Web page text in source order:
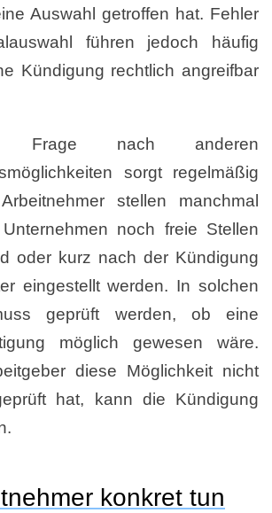
Auswahl getroffen hat. Fehler
führen jedoch häufig
Kündigung rechtlich angreifbar
nach anderen
sorgt regelmäßig
stellen manchmal
noch freie Stellen
oder kurz nach der Kündigung
eingestellt werden. In solchen
geprüft werden, ob eine
möglich gewesen wäre.
diese Möglichkeit nicht
hat, kann die Kündigung
konkret tun